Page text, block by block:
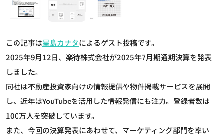
この記事は星島カナタによるゲスト投稿です。
2025年9月12日、楽待株式会社が2025年7月期通期決算を発表
しました。
同社は不動産投資家向けの情報提供や物件掲載サービスを展開
し、近年はYouTubeを活用した情報発信にも注力。登録者数は
100万人を突破しています。
また、今回の決算発表にあわせて、マーケティング部門を率い